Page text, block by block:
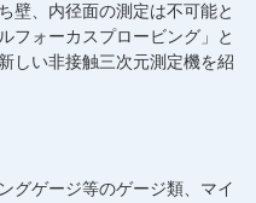
壁、内径面の測定は不可能と
フォーカスプロービング」と
しい非接触三次元測定機を紹
グゲージ等のゲージ類、マイ